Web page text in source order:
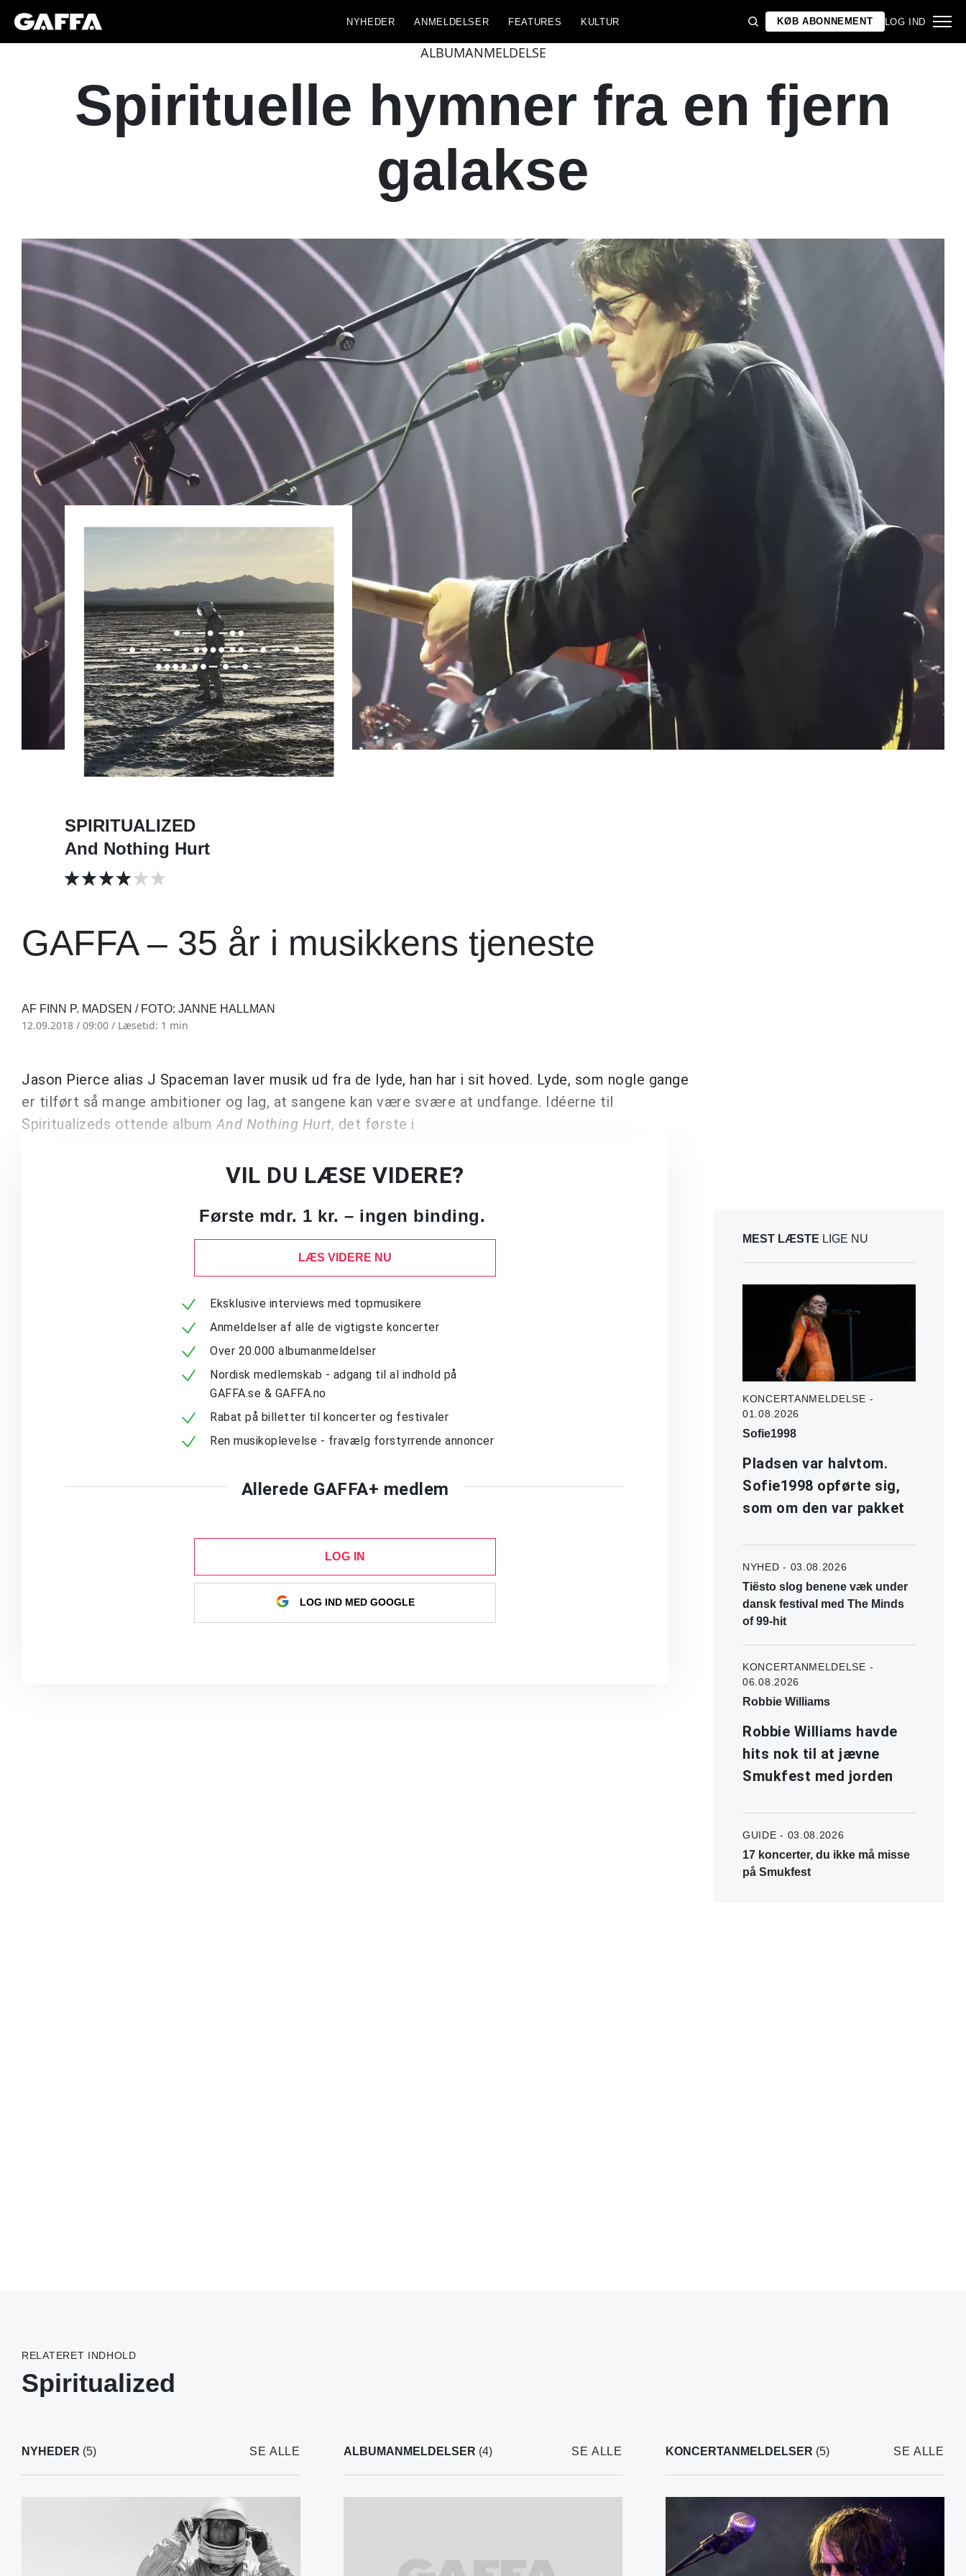
NYHEDER ANMELDELSER FEATURES KULTUR KØB ABONNEMENT LOG IND
ALBUMANMELDELSE
Spirituelle hymner fra en fjern
galakse
SPIRITUALIZED
And Nothing Hurt
GAFFA – 35 år i musikkens tjeneste
AF FINN P. MADSEN / FOTO: JANNE HALLMAN
12.09.2018 / 09:00 / Læsetid: 1 min
Jason Pierce alias J Spaceman laver musik ud fra de lyde, han har i sit hoved. Lyde, som nogle gange
er tilført så mange ambitioner og lag, at sangene kan være svære at undfange. Idéerne til
Spiritualizeds ottende album And Nothing Hurt, det første i
VIL DU LÆSE VIDERE?
Første mdr. 1 kr. – ingen binding.
LÆS VIDERE NU
Eksklusive interviews med topmusikere
Anmeldelser af alle de vigtigste koncerter
Over 20.000 albumanmeldelser
Nordisk medlemskab - adgang til al indhold på
GAFFA.se & GAFFA.no
Rabat på billetter til koncerter og festivaler
Ren musikoplevelse - fravælg forstyrrende annoncer
Allerede GAFFA+ medlem
LOG IN
LOG IND MED GOOGLE
MEST LÆSTE LIGE NU
KONCERTANMELDELSE -
01.08.2026
Sofie1998
Pladsen var halvtom.
Sofie1998 opførte sig,
som om den var pakket
NYHED - 03.08.2026
Tiësto slog benene væk under
dansk festival med The Minds
of 99-hit
KONCERTANMELDELSE -
06.08.2026
Robbie Williams
Robbie Williams havde
hits nok til at jævne
Smukfest med jorden
GUIDE - 03.08.2026
17 koncerter, du ikke må misse
på Smukfest
RELATERET INDHOLD
Spiritualized
NYHEDER (5) SE ALLE ALBUMANMELDELSER (4) SE ALLE KONCERTANMELDELSER (5) SE ALLE